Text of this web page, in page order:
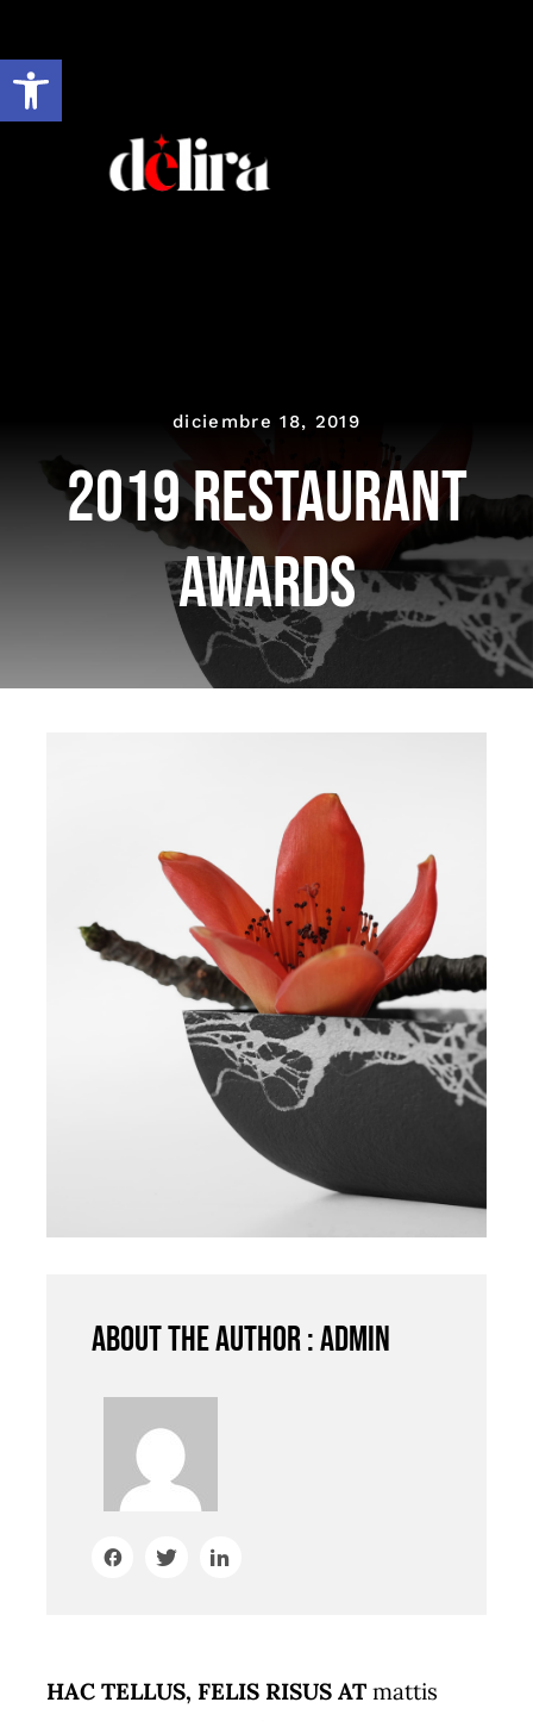
Abrir barra de herramientas
al
contenido
diciembre 18, 2019
2019 Restaurant
Awards
About the author : admin
HAC TELLUS, FELIS RISUS ATmattis